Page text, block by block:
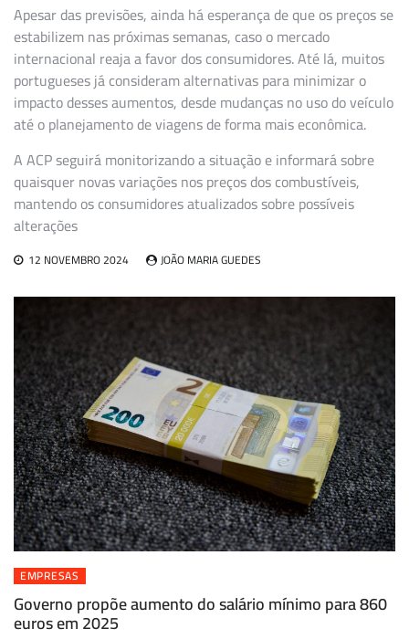
Apesar das previsões, ainda há esperança de que os preços se
estabilizem nas próximas semanas, caso o mercado
internacional reaja a favor dos consumidores. Até lá, muitos
portugueses já consideram alternativas para minimizar o
impacto desses aumentos, desde mudanças no uso do veículo
até o planejamento de viagens de forma mais econômica.
A ACP seguirá monitorizando a situação e informará sobre
quaisquer novas variações nos preços dos combustíveis,
mantendo os consumidores atualizados sobre possíveis
alterações
12 NOVEMBRO 2024 JOÃO MARIA GUEDES
EMPRESAS
Governo propõe aumento do salário mínimo para 860
euros em 2025